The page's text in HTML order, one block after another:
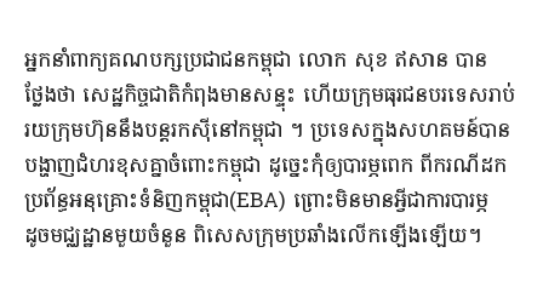
​អ្នកនាំពាក្យ​គណបក្ស​ប្រជាជន​កម្ពុជា លោក សុខ ឥសាន បាន​
ថ្លែងថា សេដ្ឋកិច្ចជាតិ​កំពុង​មាន​សន្ទុះ ហើយ​ក្រុម​ធុរជន​បរទេស​រាប់​
រយ​ក្រុមហ៊ុន​នឹង​បន្ត​រកស៊ី​នៅ​កម្ពុជា ។ ប្រទេស​ក្នុង​សហគម​ន៍​បាន​
បង្ហាញ​ជំហរ​ខុសគ្នា​ចំពោះ​កម្ពុជា ដូច្នេះ​កុំឲ្យ​បារម្ភ​ពេក ពី​ករណី​ដក​
ប្រព័ន្ធ​អនុគ្រោះ​ទំនិញ​កម្ពុជា​(EBA) ព្រោះ​មិន​មាន​អ្វី​ជា​ការបារម្ភ
ដូច​មជ្ឈដ្ឋាន​មួយចំនួន ពិសេស​ក្រុមប្រឆាំង​លើកឡើង​ឡើយ​។​